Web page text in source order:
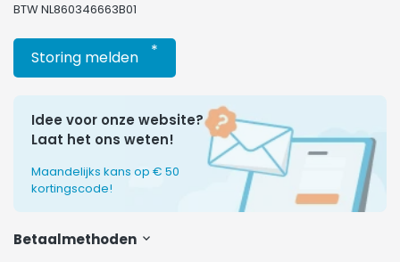
BTW NL860346663B01
Storing melden *
Idee voor onze website?
Laat het ons weten!
Maandelijks kans op € 50
kortingscode!
Betaalmethoden